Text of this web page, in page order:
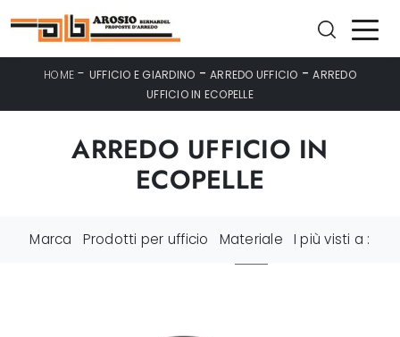
HOME - UFFICIO E GIARDINO -ARREDO UFFICIO -ARREDO
UFFICIO IN ECOPELLE
ARREDO UFFICIO IN
ECOPELLE
Marca Prodotti per ufficio Materiale I più visti a :